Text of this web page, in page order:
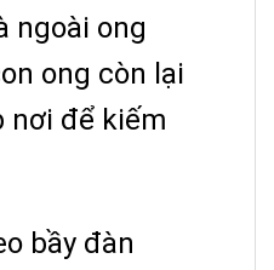
ngoài ong
ong còn lại
nơi để kiếm
bầy đàn